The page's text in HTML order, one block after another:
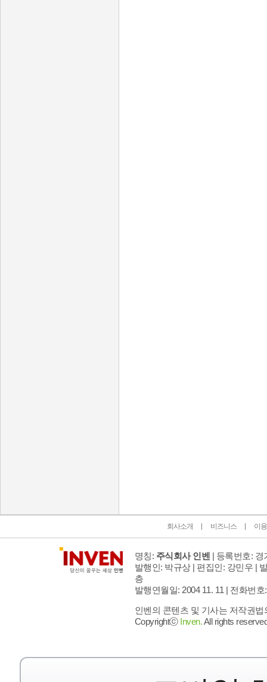
회사소개 비즈니스 이
명칭: 주식회사 인벤 | 등록번호: 경
발행인: 박규상 | 편집인: 강민우 |
층
발행연월일: 2004 11. 11 | 전화번호
인벤의 콘텐츠 및 기사는 저작권
Copyrightⓒ Inven.All rights